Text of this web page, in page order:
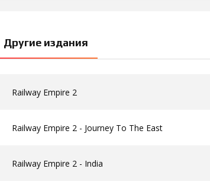
Другие издания
Railway Empire 2
Railway Empire 2 - Journey To The East
Railway Empire 2 - India